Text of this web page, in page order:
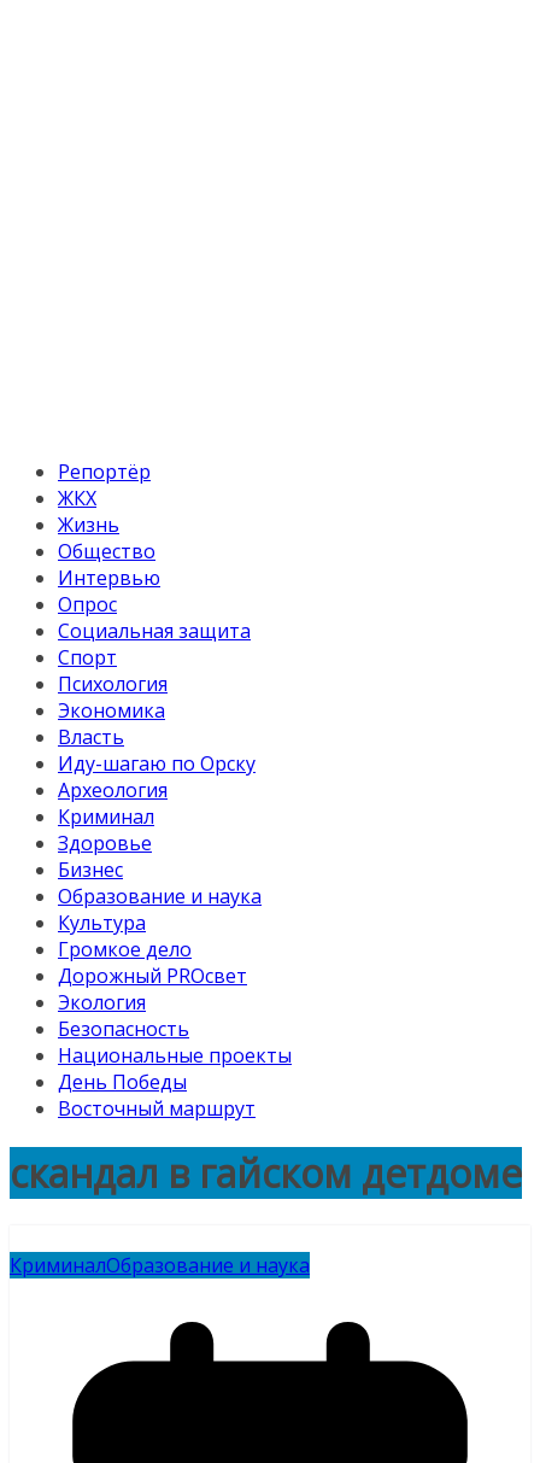
Репортёр
ЖКХ
Жизнь
Общество
Интервью
Опрос
Социальная защита
Спорт
Психология
Экономика
Власть
Иду-шагаю по Орску
Археология
Криминал
Здоровье
Бизнес
Образование и наука
Культура
Громкое дело
Дорожный PROсвет
Экология
Безопасность
Национальные проекты
День Победы
Восточный маршрут
скандал в гайском детдоме
КриминалОбразование и наука